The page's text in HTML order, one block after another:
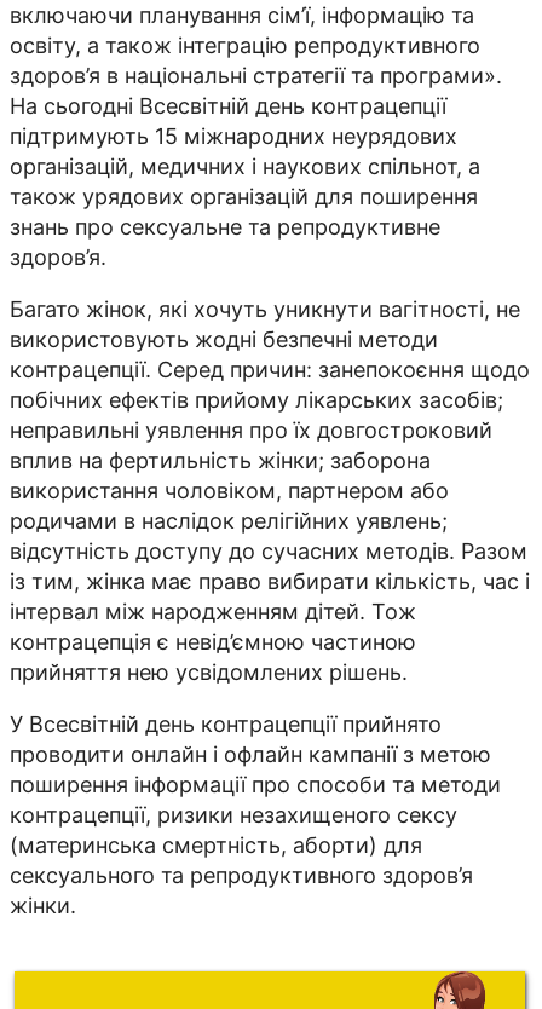
включаючи планування сім’ї, інформацію та
освіту, а також інтеграцію репродуктивного
здоров’я в національні стратегії та програми».
На сьогодні Всесвітній день контрацепції
підтримують 15 міжнародних неурядових
організацій, медичних і наукових спільнот, а
також урядових організацій для поширення
знань про сексуальне та репродуктивне
здоров’я.
Багато жінок, які хочуть уникнути вагітності, не
використовують жодні безпечні методи
контрацепції. Серед причин: занепокоєння щодо
побічних ефектів прийому лікарських засобів;
неправильні уявлення про їх довгостроковий
вплив на фертильність жінки; заборона
використання чоловіком, партнером або
родичами в наслідок релігійних уявлень;
відсутність доступу до сучасних методів. Разом
із тим, жінка має право вибирати кількість, час і
інтервал між народженням дітей. Тож
контрацепція є невід’ємною частиною
прийняття нею усвідомлених рішень.
У Всесвітній день контрацепції прийнято
проводити онлайн і офлайн кампанії з метою
поширення інформації про способи та методи
контрацепції, ризики незахищеного сексу
(материнська смертність, аборти) для
сексуального та репродуктивного здоров’я
жінки.